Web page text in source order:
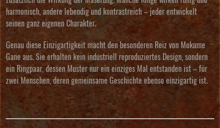
harmonisch, andere lebendig und kontrastreich – jeder entwickelt
seinen ganz eigenen Charakter.
Genau diese Einzigartigkeit macht den besonderen Reiz von Mokume
Gane aus. Sie erhalten kein industriell reproduziertes Design, sondern
ein Ringpaar, dessen Muster nur ein einziges Mal entstanden ist – für
zwei Menschen, deren gemeinsame Geschichte ebenso einzigartig ist.